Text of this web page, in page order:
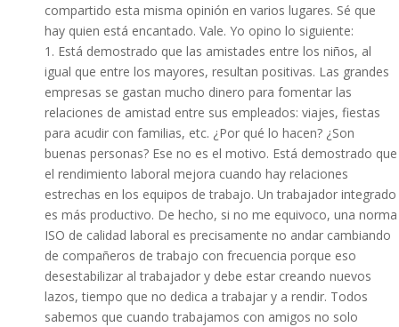
compartido esta misma opinión en varios lugares. Sé que
hay quien está encantado. Vale. Yo opino lo siguiente:
1. Está demostrado que las amistades entre los niños, al
igual que entre los mayores, resultan positivas. Las grandes
empresas se gastan mucho dinero para fomentar las
relaciones de amistad entre sus empleados: viajes, fiestas
para acudir con familias, etc. ¿Por qué lo hacen? ¿Son
buenas personas? Ese no es el motivo. Está demostrado que
el rendimiento laboral mejora cuando hay relaciones
estrechas en los equipos de trabajo. Un trabajador integrado
es más productivo. De hecho, si no me equivoco, una norma
ISO de calidad laboral es precisamente no andar cambiando
de compañeros de trabajo con frecuencia porque eso
desestabilizar al trabajador y debe estar creando nuevos
lazos, tiempo que no dedica a trabajar y a rendir. Todos
sabemos que cuando trabajamos con amigos no solo